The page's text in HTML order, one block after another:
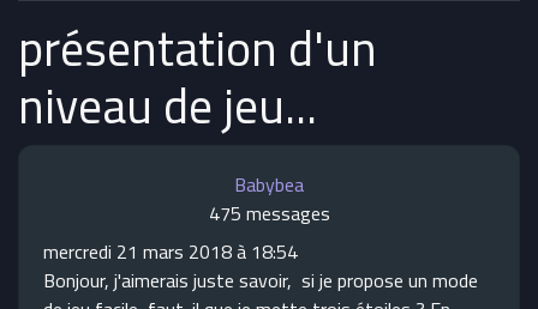
présentation d'un
niveau de jeu...
Babybea
475 messages
mercredi 21 mars 2018 à 18:54
Bonjour, j'aimerais juste savoir, si je propose un mode